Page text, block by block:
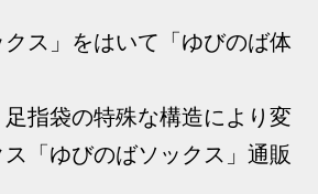
ス」をはいて「ゆびのば体
指袋の特殊な構造により変
「ゆびのばソックス」通販